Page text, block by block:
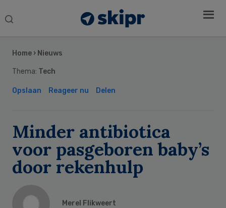
Search
Home › Nieuws
Thema: Tech
Opslaan Reageer nu Delen
Minder antibiotica
voor pasgeboren baby’s
door rekenhulp
Merel Flikweert
Sidebar